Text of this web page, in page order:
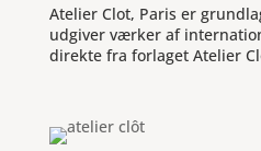
Atelier Clot, Paris er
udgiver værker af
direkte fra forlaget Atelier